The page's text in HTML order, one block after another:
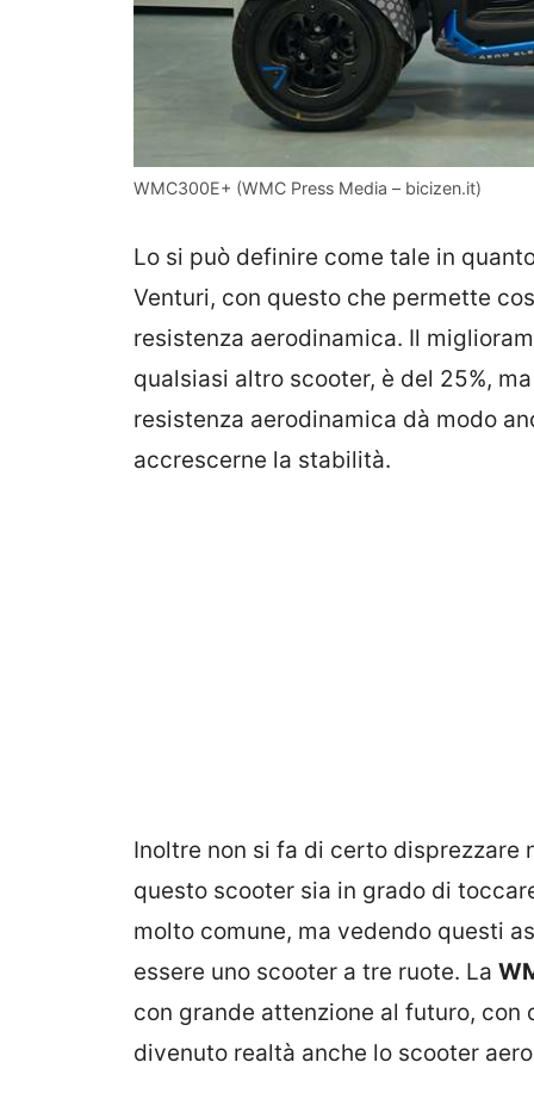
WMC300E+ (WMC Press Media – bicizen.it)
Lo si può definire come tale in
Venturi, con questo che permette
resistenza aerodinamica. Il
qualsiasi altro scooter, è del 25%,
resistenza aerodinamica dà modo
accrescerne la stabilità.
Inoltre non si fa di certo disprezzare
questo scooter sia in grado di
molto comune, ma vedendo questi
essere uno scooter a tre ruote. La
con grande attenzione al futuro,
divenuto realtà anche lo scooter